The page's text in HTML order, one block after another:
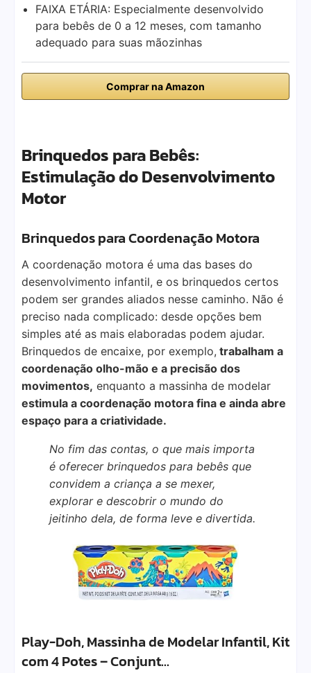
FAIXA ETÁRIA: Especialmente desenvolvido
para bebês de 0 a 12 meses, com tamanho
adequado para suas mãozinhas
Comprar na Amazon
Brinquedos para Bebês:
Estimulação do Desenvolvimento
Motor
Brinquedos para Coordenação Motora
A coordenação motora é uma das bases do
desenvolvimento infantil, e os brinquedos certos
podem ser grandes aliados nesse caminho. Não é
preciso nada complicado: desde opções bem
simples até as mais elaboradas podem ajudar.
Brinquedos de encaixe, por exemplo, trabalham a
coordenação olho-mão e a precisão dos
movimentos, enquanto a massinha de modelar
estimula a coordenação motora fina e ainda abre
espaço para a criatividade.
No fim das contas, o que mais importa
é oferecer brinquedos para bebês que
convidem a criança a se mexer,
explorar e descobrir o mundo do
jeitinho dela, de forma leve e divertida.
Play-Doh, Massinha de Modelar Infantil, Kit
com 4 Potes – Conjunt…